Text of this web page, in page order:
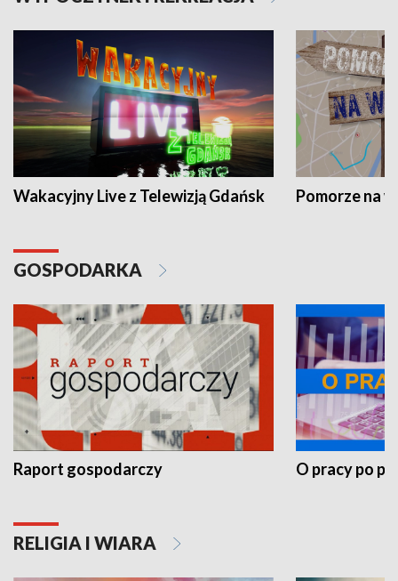
Wakacyjny Live z Telewizją Gdańsk Pomorze na
GOSPODARKA
Raport gospodarczy O pracy po
RELIGIA I WIARA